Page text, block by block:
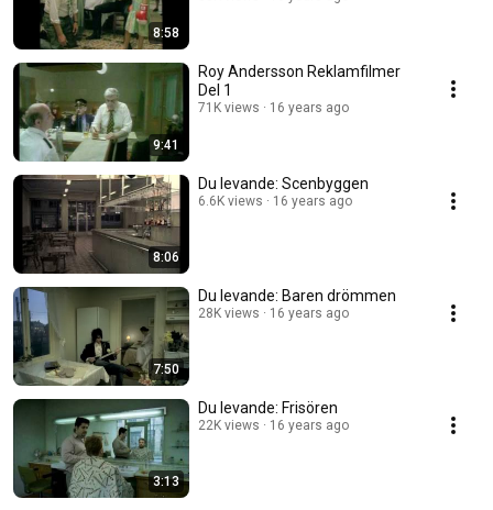
8:58
9:41
Roy Andersson Reklamfilmer
Del 1
71K views 16 years ago
8:06
Du levande: Scenbyggen
6.6K views 16 years ago
7:50
Du levande: Baren drömmen
28K views 16 years ago
3:13
Du levande: Frisören
22K views 16 years ago